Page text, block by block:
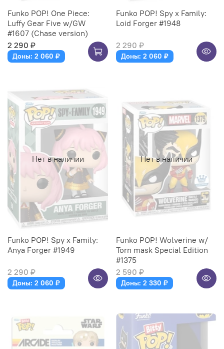
Funko POP! One Piece:
Luffy Gear Five w/GW
#1607 (Chase version)
2 290 ₽
Доны: 2 060 ₽
Funko POP! Spy x Family:
Loid Forger #1948
2 290 ₽
Доны: 2 060 ₽
Нет в наличии
Funko POP! Spy x Family:
Anya Forger #1949
2 290 ₽
Доны: 2 060 ₽
Нет в наличии
Funko POP! Wolverine w/
Torn mask Special Edition
#1375
2 590 ₽
Доны: 2 330 ₽